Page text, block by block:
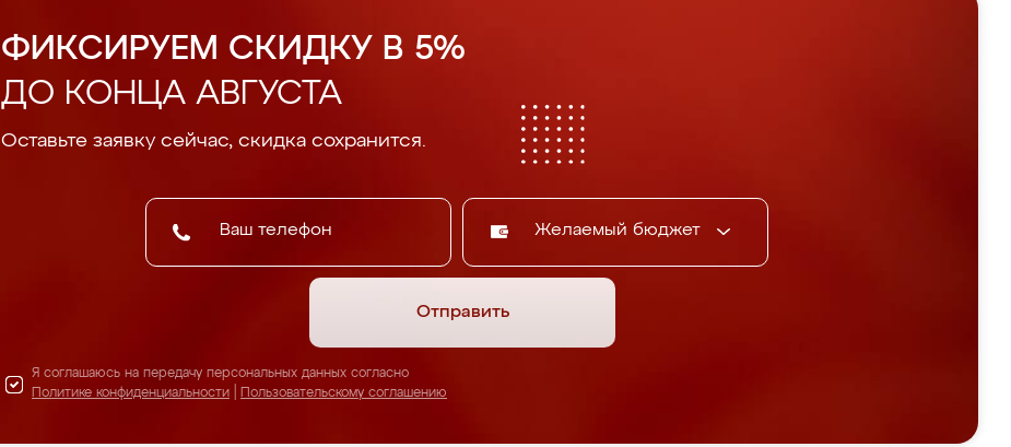
ФИКСИРУЕМ СКИДКУ В 5%
ДО КОНЦА АВГУСТА
Оставьте заявку сейчас, скидка сохранится.
Желаемый бюджет
Отправить
Я соглашаюсь на передачу персональных данных согласно
Политике конфиденциальности
Пользовательскому соглашению